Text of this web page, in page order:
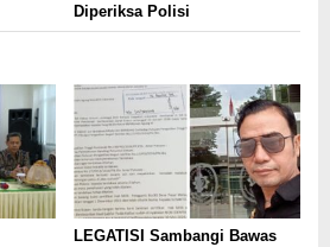
Diperiksa Polisi
LEGATISI Sambangi Bawas